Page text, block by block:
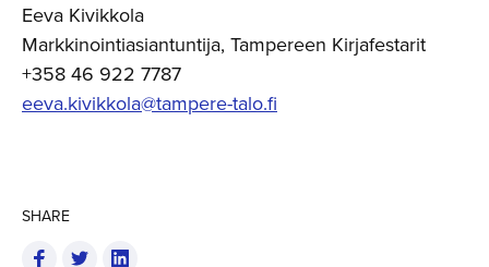
SHARE
Eeva Kivikkola
Markkinointiasiantuntija, Tampereen Kirjafestarit
+358 46 922 7787
eeva.kivikkola@tampere-talo.fi